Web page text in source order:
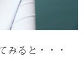
みると・・・